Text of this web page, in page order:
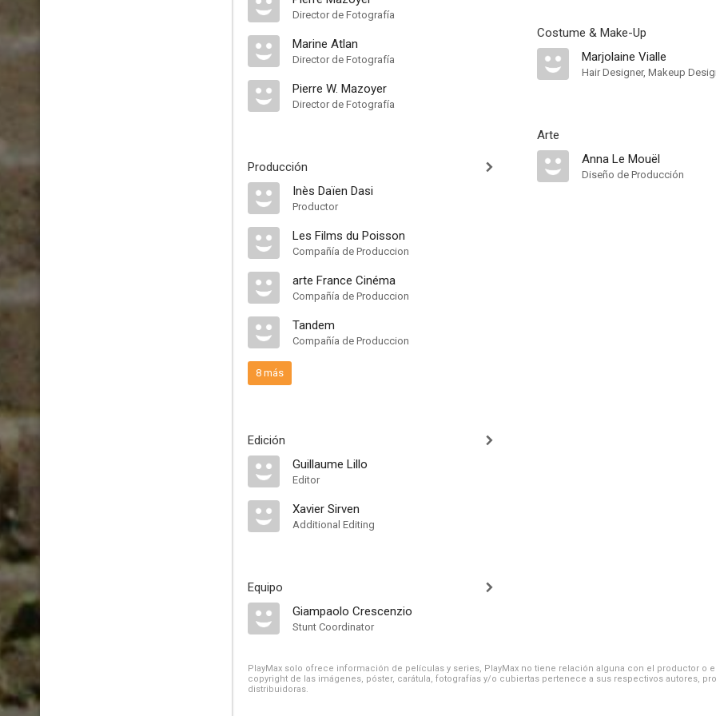
Director de Fotografía
Marine Atlan
Director de Fotografía
Pierre W. Mazoyer
Director de Fotografía
Producción
Inès Daïen Dasi
Productor
Les Films du Poisson
Compañía de Produccion
arte France Cinéma
Compañía de Produccion
Tandem
Compañía de Produccion
8 más
Edición
Guillaume Lillo
Editor
Xavier Sirven
Additional Editing
Equipo
Giampaolo Crescenzio
Stunt Coordinator
Costume & Make-Up
Marjolaine Vialle
Hair Designer, Makeup
Arte
Anna Le Mouël
Diseño de Producción
PlayMax solo ofrece información de películas y series, PlayMax no tiene relación alguna con el productor o
copyright de las imágenes, póster, carátula, fotografías y/o cubiertas pertenece a sus respectivos autores,
distribuidoras.